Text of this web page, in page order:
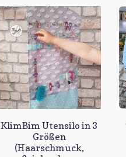
KlimBim Utensilo in 3
Größen
(Haarschmuck,